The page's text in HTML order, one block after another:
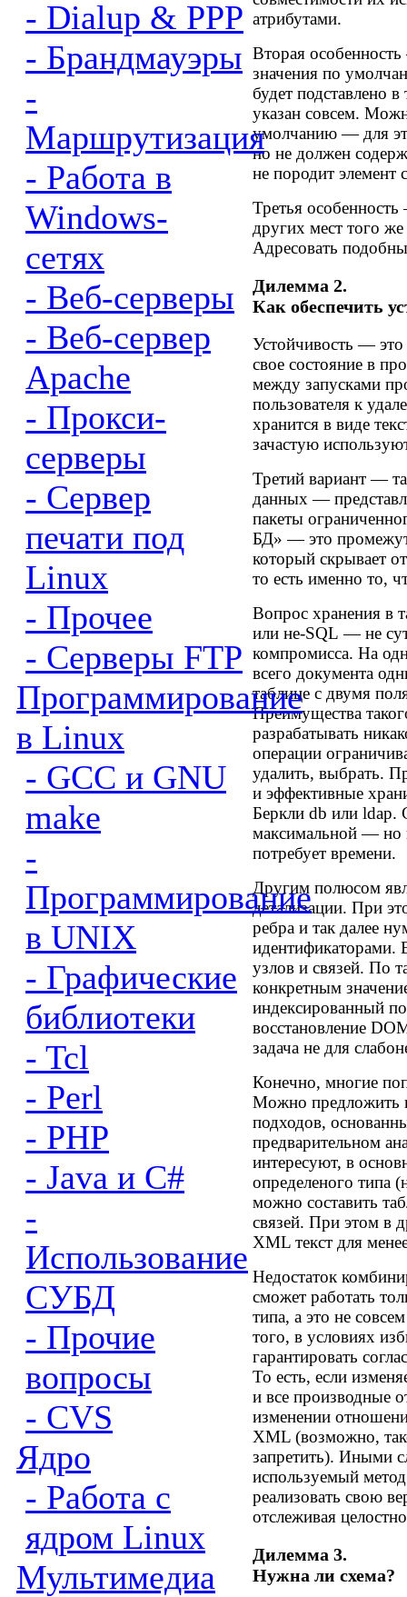
- Dialup & PPP
- Брандмауэры
-
Маршрутизация
- Работа в
Windows-
сетях
- Веб-серверы
- Веб-сервер
Apache
- Прокси-
серверы
- Сервер
печати под
Linux
- Прочее
- Серверы FTP
Программирование
в Linux
- GCC и GNU
make
-
Программирование
в UNIX
- Графические
библиотеки
- Tcl
- Perl
- PHP
- Java и C#
-
Использование
СУБД
- Прочие
вопросы
- CVS
Ядро
- Работа с
ядром Linux
Мультимедиа
атрибутами.
Вторая
значения по
будет подставлено
указан совсем.
умолчанию — для
но не должен
не породит элемент
Третья
других мест того
Адресовать
Дилемма 2.
Как обеспечить
Устойчивость — это
свое состояние в
между запусками
пользователя к
хранится в виде
зачастую
Третий вариант —
данных —
пакеты
БД» — это
который скрывает
то есть именно то,
Вопрос хранения в
или не-SQL — не
компромисса. На
всего документа
таблице с двумя
Преимущества
разрабатывать
операции
удалить, выбрать.
и эффективные
Беркли db или ldap.
максимальной — но
потребует времени.
Другим полюсом
детализации. При
ребра и так далее
идентификаторами.
узлов и связей. По
конкретным
индексированный
восстановление
задача не для
Конечно, многие
Можно предложить
подходов,
предварительном
интересуют, в
определеного типа
можно составить
связей. При этом в
XML текст для
Недостаток
сможет работать
типа, а это не
того, в условиях
гарантировать
То есть, если
и все производные
изменении
XML (возможно,
запретить). Иными
используемый
реализовать свою
отслеживая
Дилемма 3.
Нужна ли схема?